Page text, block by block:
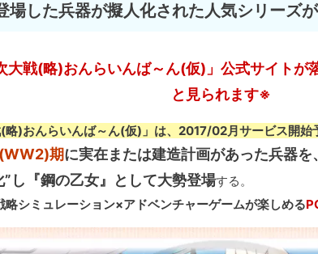
した兵器が擬人化された人気シリーズ
戦(略)おんらいんば～ん(仮)」公式サイトが
と見られます※
(略)おんらいんば～ん(仮)」は、2017/02月サービス開始
期に実在または建造計画があった兵器を、
”し『鋼の乙女』として大勢登場する。
略シミュレーション×アドベンチャーゲームが楽しめる